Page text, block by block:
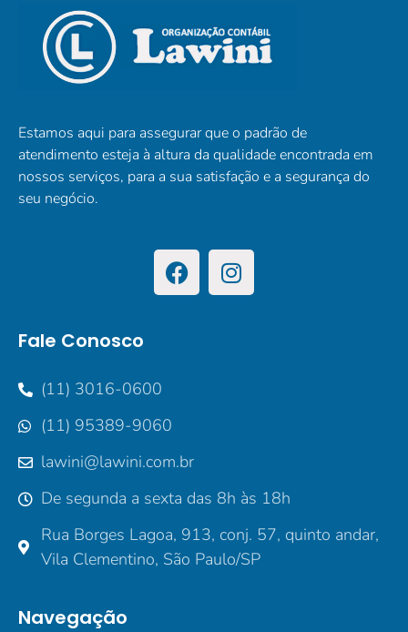
Estamos aqui para assegurar que o padrão de
atendimento esteja à altura da qualidade encontrada em
nossos serviços, para a sua satisfação e a segurança do
seu negócio.
Fale Conosco
(11) 3016-0600
(11) 95389-9060
lawini@lawini.com.br
De segunda a sexta das 8h às 18h
Rua Borges Lagoa, 913, conj. 57, quinto andar,
Vila Clementino, São Paulo/SP
Navegação